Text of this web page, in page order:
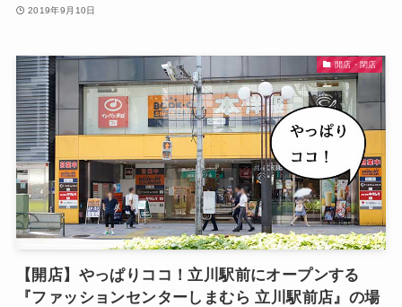
2019年9月10日
開店・閉店
【開店】やっぱりココ！立川駅前にオープンする
『ファッションセンターしまむら 立川駅前店』の場